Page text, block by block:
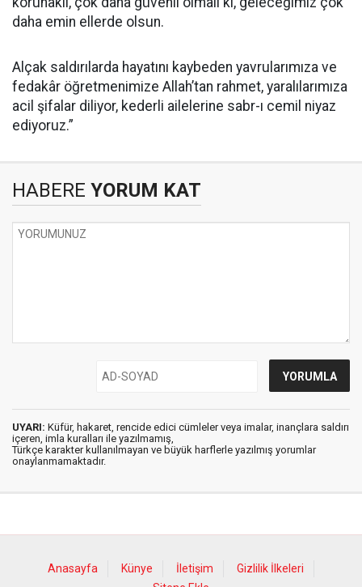
daha emin ellerde olsun.
Alçak saldırılarda hayatını kaybeden yavrularımıza ve
fedakâr öğretmenimize Allah’tan rahmet, yaralılarımıza
acil şifalar diliyor, kederli ailelerine sabr-ı cemil niyaz
ediyoruz.”
HABERE YORUM KAT
UYARI: Küfür, hakaret, rencide edici cümleler veya imalar, inançlara saldırı
içeren, imla kuralları ile yazılmamış,
Türkçe karakter kullanılmayan ve büyük harflerle yazılmış yorumlar
onaylanmamaktadır.
Anasayfa Künye İletişim
Gizlilik İlkeleri